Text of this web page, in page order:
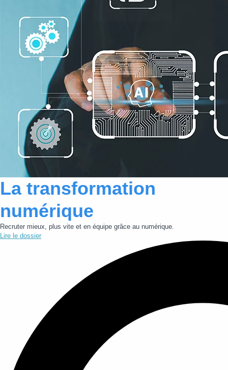
La transformation
numérique
Recruter mieux, plus vite et en équipe grâce au numérique.
Lire le dossier